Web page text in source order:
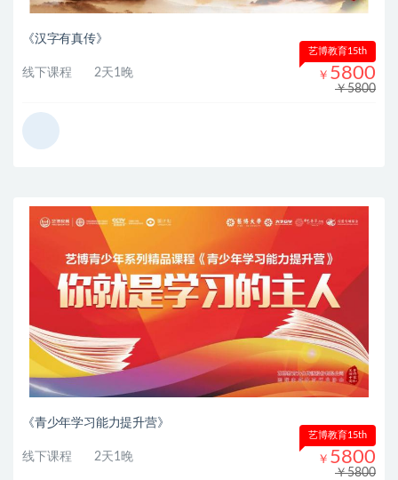
《汉字有真传》
线下课程 2天1晚
艺博教育15th
￥ 5800
￥5800
《青少年学习能力提升营》
线下课程 2天1晚
艺博教育15th
￥ 5800
￥5800